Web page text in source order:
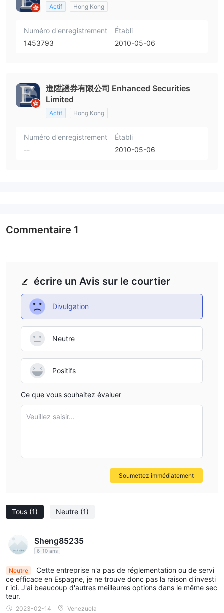
Actif Hong Kong
Numéro d'enregistrement
1453793
Établi
2010-05-06
進陞證券有限公司 Enhanced Securities
Limited
Actif Hong Kong
Numéro d'enregistrement
--
Établi
2010-05-06
Tous (1) Neutre (1)
Sheng85235
6-10 ans
Neutre
Cette entreprise n'a pas de réglementation ou de servi
ce efficace en Espagne, je ne trouve donc pas la raison d'investi
r ici. J'ai beaucoup d'autres meilleures options dans le même sec
teur.
2023-02-14 Venezuela
écrire un Avis sur le courtier
Divulgation
Neutre
Positifs
Ce que vous souhaitez évaluer
Veuillez saisir...
Soumettez immédiatement
Commentaire 1